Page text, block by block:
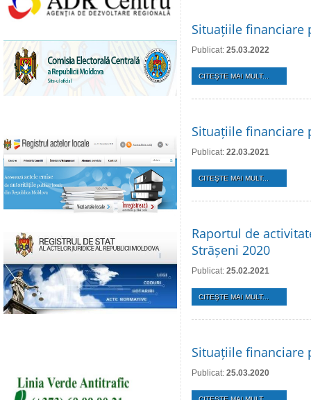
Situațiile financiare
Publicat: 25.03.2022
CITEŞTE MAI MULT...
Situațiile financiare
Publicat: 22.03.2021
CITEŞTE MAI MULT...
Raportul de
Strășeni 2020
Publicat: 25.02.2021
CITEŞTE MAI MULT...
Situațiile financiare
Publicat: 25.03.2020